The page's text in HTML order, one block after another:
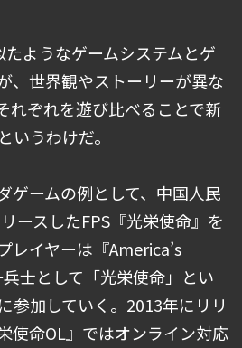
ようなゲームシステムとゲ
、世界観やストーリーが異な
れぞれを遊び比べることで新
いうわけだ。
ゲームの例として、中国人民
ースしたFPS『光栄使命』を
レイヤーは『America’s
士として「光栄使命」とい
参加していく。2013年にリリ
使命OL』ではオンライン対応